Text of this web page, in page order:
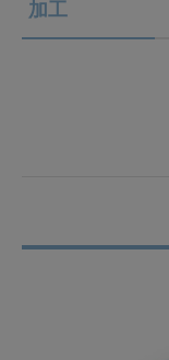
加工